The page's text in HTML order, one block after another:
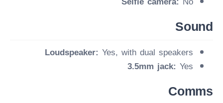
Sound
Loudspeaker: Yes, with dual speakers
3.5mm jack: Yes
Comms